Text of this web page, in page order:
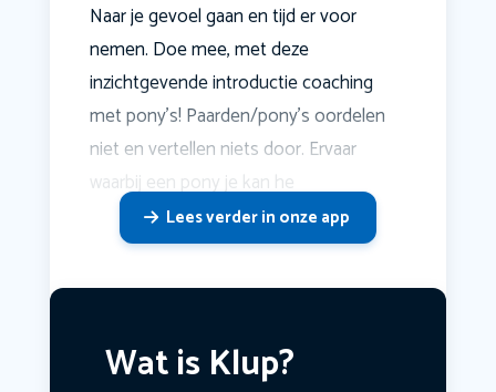
Naar je gevoel gaan en tijd er voor
nemen. Doe mee, met deze
inzichtgevende introductie coaching
met pony's! Paarden/pony's oordelen
niet en vertellen niets door. Ervaar
waarbij een pony je kan he
Lees verder in onze app
Wat is Klup?